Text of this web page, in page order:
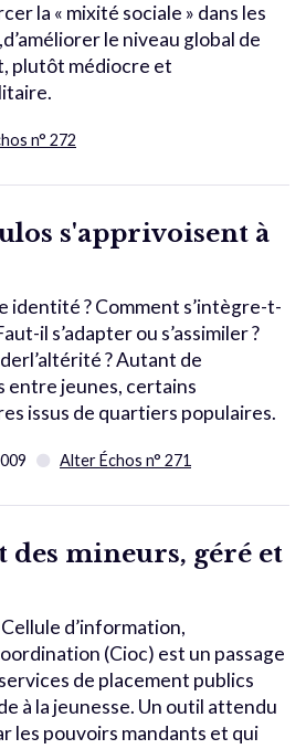
la « mixité sociale » dans les
le niveau global de
plutôt médiocre et
n° 272
s'apprivoisent à
identité ? Comment s’intègre-t-
il s’adapter ou s’assimiler ?
? Autant de
entre jeunes, certains
issus de quartiers populaires.
Alter Échos n° 271
des mineurs, géré et
d’information,
(Cioc) est un passage
de placement publics
à la jeunesse. Un outil attendu
les pouvoirs mandants et qui